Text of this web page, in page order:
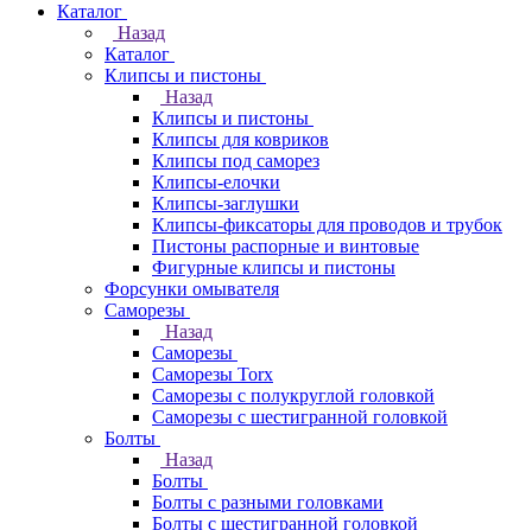
Каталог
Назад
Каталог
Клипсы и пистоны
Назад
Клипсы и пистоны
Клипсы для ковриков
Клипсы под саморез
Клипсы-елочки
Клипсы-заглушки
Клипсы-фиксаторы для проводов и трубок
Пистоны распорные и винтовые
Фигурные клипсы и пистоны
Форсунки омывателя
Саморезы
Назад
Саморезы
Саморезы Torx
Саморезы с полукруглой головкой
Саморезы с шестигранной головкой
Болты
Назад
Болты
Болты с разными головками
Болты с шестигранной головкой